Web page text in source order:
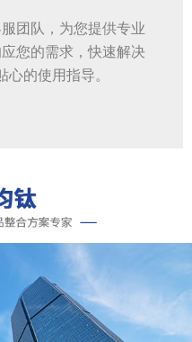
团队，为您提供专业
您的需求，快速解决
心的使用指导。